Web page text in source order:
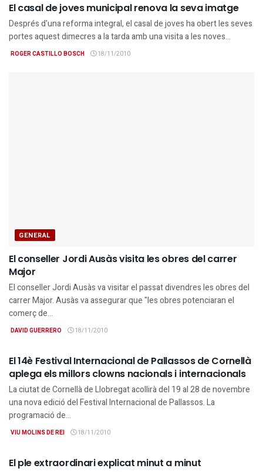
El casal de joves municipal renova la seva imatge
Després d'una reforma integral, el casal de joves ha obert les seves
portes aquest dimecres a la tarda amb una visita a les noves...
ROGER CASTILLO BOSCH 18/11/2010
GENERAL
El conseller Jordi Ausàs visita les obres del carrer
Major
El conseller Jordi Ausàs va visitar el passat divendres les obres del
carrer Major. Ausàs va assegurar que "les obres potenciaran el
comerç de...
DAVID GUERRERO 18/11/2010
El 14è Festival Internacional de Pallassos de Cornellà
aplega els millors clowns nacionals i internacionals
La ciutat de Cornellà de Llobregat acollirà del 19 al 28 de novembre
una nova edició del Festival Internacional de Pallassos. La
programació de...
VIU MOLINS DE REI 18/11/2010
El ple extraordinari explicat minut a minut